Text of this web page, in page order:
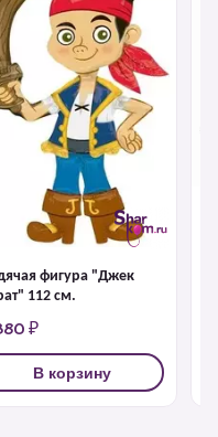
фигура "Джек
112 см.
₽
В корзину